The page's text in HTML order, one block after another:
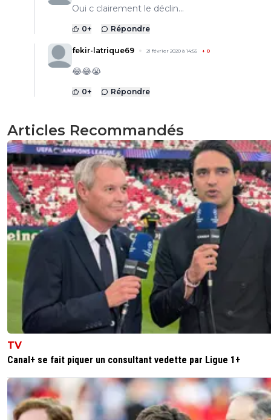
Oui c clairement le déclin...
0+ Répondre
fekir-latrique69 21 février 2020 à 14:55 + 0
😂😂😭
0+ Répondre
Articles Recommandés
TV
Canal+ se fait piquer un consultant vedette par Ligue 1+